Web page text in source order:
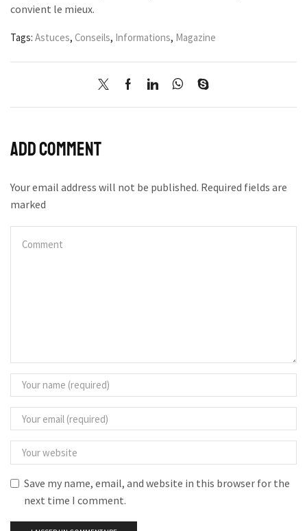
convient le mieux.
Tags: Astuces, Conseils, Informations, Magazine
Add comment
Your email address will not be published. Required fields are
marked
Save my name, email, and website in this browser for the
next time I comment.